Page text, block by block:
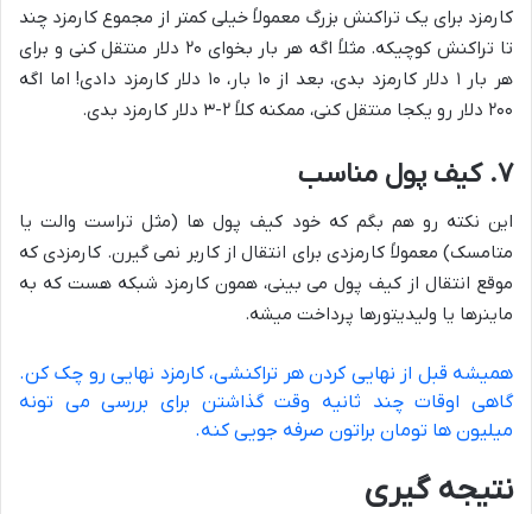
کارمزد برای یک تراکنش بزرگ معمولاً خیلی کمتر از مجموع کارمزد چند
تا تراکنش کوچیکه. مثلاً اگه هر بار بخوای ۲۰ دلار منتقل کنی و برای
هر بار ۱ دلار کارمزد بدی، بعد از ۱۰ بار، ۱۰ دلار کارمزد دادی! اما اگه
۲۰۰ دلار رو یکجا منتقل کنی، ممکنه کلاً ۲-۳ دلار کارمزد بدی.
۷. کیف پول مناسب
این نکته رو هم بگم که خود کیف پول ها (مثل تراست والت یا
متامسک) معمولاً کارمزدی برای انتقال از کاربر نمی گیرن. کارمزدی که
موقع انتقال از کیف پول می بینی، همون کارمزد شبکه هست که به
ماینرها یا ولیدیتورها پرداخت میشه.
همیشه قبل از نهایی کردن هر تراکنشی، کارمزد نهایی رو چک کن.
گاهی اوقات چند ثانیه وقت گذاشتن برای بررسی می تونه
میلیون ها تومان براتون صرفه جویی کنه.
نتیجه گیری